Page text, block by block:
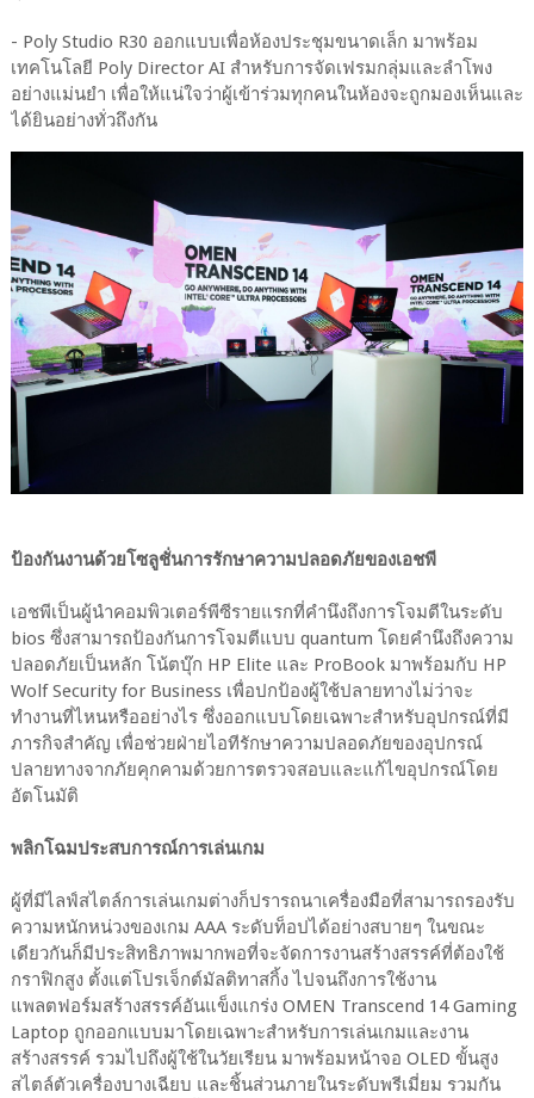
- Poly Studio R30 ออกแบบเพื่อห้องประชุมขนาดเล็ก มาพร้อม
เทคโนโลยี Poly Director AI สำหรับการจัดเฟรมกลุ่มและลำโพง
อย่างแม่นยำ เพื่อให้แน่ใจว่าผู้เข้าร่วมทุกคนในห้องจะถูกมองเห็นและ
ได้ยินอย่างทั่วถึงกัน
ป้องกันงานด้วยโซลูชั่นการรักษาความปลอดภัยของเอชพี
เอชพีเป็นผู้นำคอมพิวเตอร์พีซีรายแรกที่คำนึงถึงการโจมตีในระดับ
bios ซึ่งสามารถป้องกันการโจมตีแบบ quantum โดยคำนึงถึงความ
ปลอดภัยเป็นหลัก โน้ตบุ๊ก HP Elite และ ProBook มาพร้อมกับ HP
Wolf Security for Business เพื่อปกป้องผู้ใช้ปลายทางไม่ว่าจะ
ทำงานที่ไหนหรืออย่างไร ซึ่งออกแบบโดยเฉพาะสำหรับอุปกรณ์ที่มี
ภารกิจสำคัญ เพื่อช่วยฝ่ายไอทีรักษาความปลอดภัยของอุปกรณ์
ปลายทางจากภัยคุกคามด้วยการตรวจสอบและแก้ไขอุปกรณ์โดย
อัตโนมัติ
พลิกโฉมประสบการณ์การเล่นเกม
ผู้ที่มีไลฟ์สไตล์การเล่นเกมต่างก็ปรารถนาเครื่องมือที่สามารถรองรับ
ความหนักหน่วงของเกม AAA ระดับท็อปได้อย่างสบายๆ ในขณะ
เดียวกันก็มีประสิทธิภาพมากพอที่จะจัดการงานสร้างสรรค์ที่ต้องใช้
กราฟิกสูง ตั้งแต่โปรเจ็กต์มัลติทาสกิ้ง ไปจนถึงการใช้งาน
แพลตฟอร์มสร้างสรรค์อันแข็งแกร่ง OMEN Transcend 14 Gaming
Laptop ถูกออกแบบมาโดยเฉพาะสำหรับการเล่นเกมและงาน
สร้างสรรค์ รวมไปถึงผู้ใช้ในวัยเรียน มาพร้อมหน้าจอ OLED ขั้นสูง
สไตล์ตัวเครื่องบางเฉียบ และชิ้นส่วนภายในระดับพรีเมี่ยม รวมกัน